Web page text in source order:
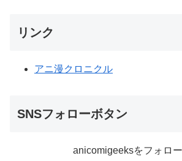
リンク
アニ漫クロニクル
SNSフォローボタン
anicomigeeksをフォロ